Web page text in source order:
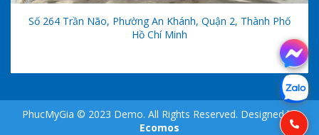
Số 264 Trần Não, Phường An Khánh, Quận 2, Thành Phố
Hồ Chí Minh
PhucMyGia © 2023 Demo. All Rights Reserved. Designed by
Ecomos